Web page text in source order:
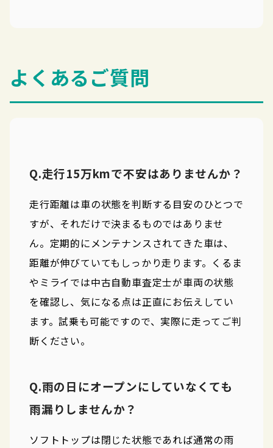
よくあるご質問
Q.走行15万kmで不安はありませんか？
走行距離は車の状態を判断する目安のひとつで
すが、それだけで決まるものではありませ
ん。定期的にメンテナンスされてきた車は、
距離が伸びていてもしっかり走ります。くるま
やミライでは中古自動車査定士が車両の状態
を確認し、気になる点は正直にお伝えしてい
ます。試乗も可能ですので、実際に走ってご判
断ください。
Q.雨の日にオープンにしていなくても
雨漏りしませんか？
ソフトトップは閉じた状態であれば通常の雨